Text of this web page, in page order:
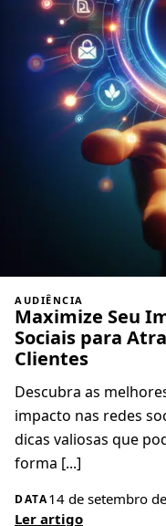
AUDIÊNCIA
Maximize Seu
Sociais para
Clientes
Descubra as
impacto nas redes
dicas valiosas que
forma [...]
DATA14 de setembro
Ler artigo